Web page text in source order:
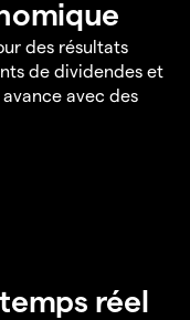
des résultats
de dividendes et
avec des
réel